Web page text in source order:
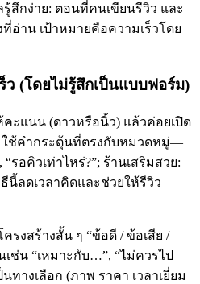
สึกง่าย: ตอนที่คนเขียนรีวิว และ
อ่าน เป้าหมายคือความเร็วโดย
ว (โดยไม่รู้สึกเป็นแบบฟอร์ม)
คะแนน (ดาวหรือนิ้ว) แล้วค่อยเปิด
ใช้คำกระตุ้นที่ตรงกับหมวดหมู่—
รอคิวเท่าไหร่?”; ร้านเสริมสวย:
ธีนี้ลดเวลาคิดและช่วยให้รีวิว
รงสร้างสั้น ๆ “ข้อดี / ข้อเสีย /
ช่น “เหมาะกับ…”, “ไม่ควรไป
างเลือก (ภาพ ราคา เวลาเยี่ยม